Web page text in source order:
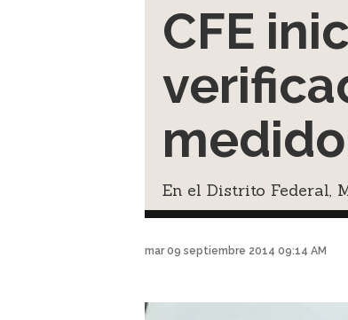
CFE
En el Distrito Federal,
mar 09 septiembre 2014 09:14 AM